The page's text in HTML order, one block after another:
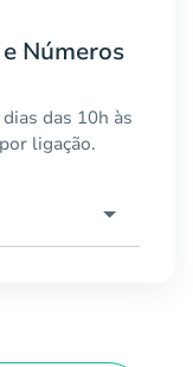
Números
das 10h às
ligação.